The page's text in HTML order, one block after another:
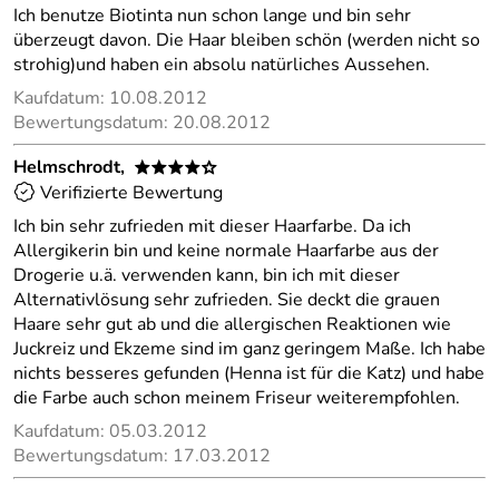
Ich benutze Biotinta nun schon lange und bin sehr
überzeugt davon. Die Haar bleiben schön (werden nicht so
strohig)und haben ein absolu natürliches Aussehen.
Kaufdatum: 10.08.2012
Bewertungsdatum: 20.08.2012
Helmschrodt,
****o
Verifizierte Bewertung
Ich bin sehr zufrieden mit dieser Haarfarbe. Da ich
Allergikerin bin und keine normale Haarfarbe aus der
Drogerie u.ä. verwenden kann, bin ich mit dieser
Alternativlösung sehr zufrieden. Sie deckt die grauen
Haare sehr gut ab und die allergischen Reaktionen wie
Juckreiz und Ekzeme sind im ganz geringem Maße. Ich habe
nichts besseres gefunden (Henna ist für die Katz) und habe
die Farbe auch schon meinem Friseur weiterempfohlen.
Kaufdatum: 05.03.2012
Bewertungsdatum: 17.03.2012